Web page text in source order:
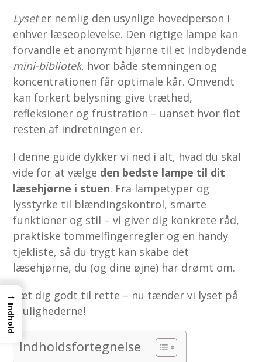
Lyseter nemlig den usynlige hovedperson i
enhver læseoplevelse. Den rigtige lampe kan
forvandle et anonymt hjørne til et indbydende
mini-bibliotek, hvor både stemningen og
koncentrationen får optimale kår. Omvendt
kan forkert belysning give træthed,
refleksioner og frustration – uanset hvor flot
resten af indretningen er.
I denne guide dykker vi ned i alt, hvad du skal
vide for at vælge den bedste lampe til dit
læsehjørne i stuen. Fra lampetyper og
lysstyrke til blændingskontrol, smarte
funktioner og stil – vi giver dig konkrete råd,
praktiske tommelfingerregler og en handy
tjekliste, så du trygt kan skabe det
læsehjørne, du (og dine øjne) har drømt om.
Sæt dig godt til rette – nu tænder vi lyset på
mulighederne!
Indholdsfortegnelse
→
Indhold